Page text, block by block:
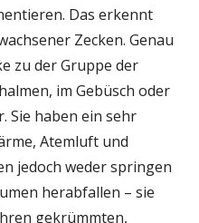
Das erkennt
Zecken. Genau
zu der Gruppe der
im Gebüsch oder
Sie haben ein sehr
Atemluft und
jedoch weder springen
herabfallen – sie
gekrümmten,